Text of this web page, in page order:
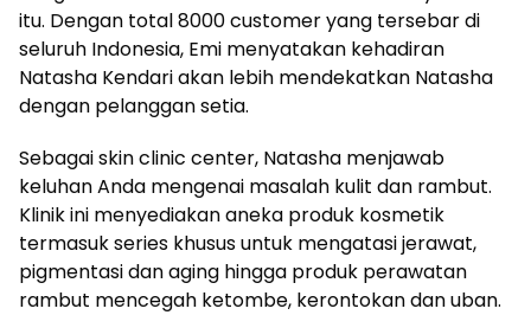
itu. Dengan total 8000 customer yang tersebar di
seluruh Indonesia, Emi menyatakan kehadiran
Natasha Kendari akan lebih mendekatkan Natasha
dengan pelanggan setia.
Sebagai skin clinic center, Natasha menjawab
keluhan Anda mengenai masalah kulit dan rambut.
Klinik ini menyediakan aneka produk kosmetik
termasuk series khusus untuk mengatasi jerawat,
pigmentasi dan aging hingga produk perawatan
rambut mencegah ketombe, kerontokan dan uban.